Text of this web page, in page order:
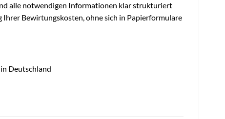
alle notwendigen Informationen klar strukturiert
Bewirtungskosten, ohne sich in Papierformulare
Deutschland